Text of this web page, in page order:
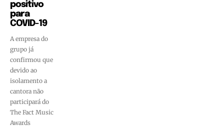
positivo
para
COVID-19
A empresa do
grupo já
confirmou que
devido ao
isolamento a
cantora não
participará do
The Fact Music
Awards